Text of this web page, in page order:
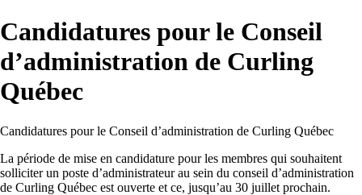
Candidatures pour le Conseil
d’administration de Curling
Québec
Candidatures pour le Conseil d’administration de Curling Québec
La période de mise en candidature pour les membres qui souhaitent
solliciter un poste d’administrateur au sein du conseil d’administration
de Curling Québec est ouverte et ce, jusqu’au 30 juillet prochain.